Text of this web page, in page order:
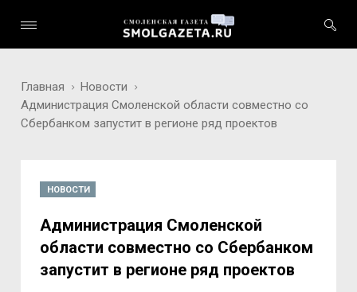
Главная
Новости
Администрация Смоленской области совместно со
Сбербанком запустит в регионе ряд проектов
НОВОСТИ
Администрация Смоленской
области совместно со Сбербанком
запустит в регионе ряд проектов